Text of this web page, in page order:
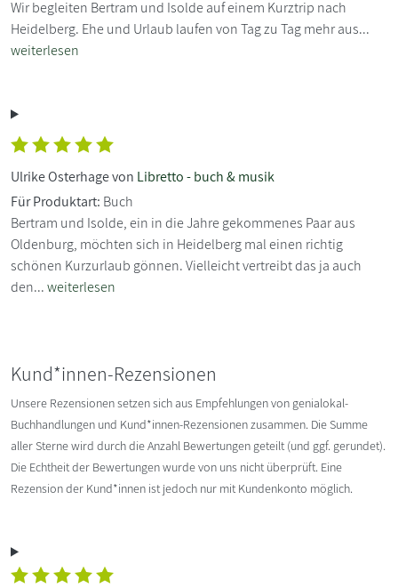
Wir begleiten Bertram und Isolde auf einem Kurztrip nach
Heidelberg. Ehe und Urlaub laufen von Tag zu Tag mehr aus...
weiterlesen
Ulrike Osterhage von Libretto - buch & musik
Für Produktart: Buch
Bertram und Isolde, ein in die Jahre gekommenes Paar aus
Oldenburg, möchten sich in Heidelberg mal einen richtig
schönen Kurzurlaub gönnen. Vielleicht vertreibt das ja auch
den...weiterlesen
Kund*innen-Rezensionen
Unsere Rezensionen setzen sich aus Empfehlungen von genialokal-
Buchhandlungen und Kund*innen-Rezensionen zusammen. Die Summe
aller Sterne wird durch die Anzahl Bewertungen geteilt (und ggf. gerundet).
Die Echtheit der Bewertungen wurde von uns nicht überprüft. Eine
Rezension der Kund*innen ist jedoch nur mit Kundenkonto möglich.